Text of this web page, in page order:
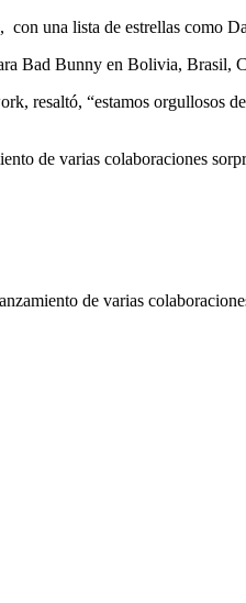
con una lista de estrellas como
Bad Bunny en Bolivia, Brasil,
resaltó, “estamos orgullosos
de varias colaboraciones
de varias